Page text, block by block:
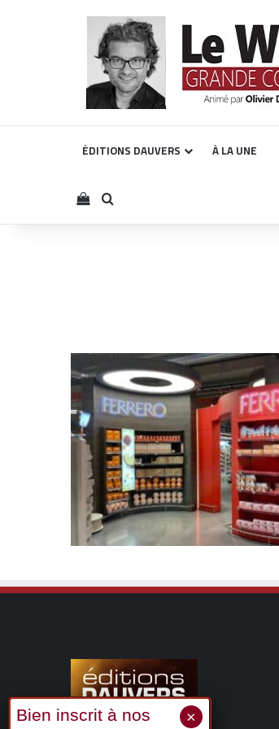
ÉDITIONS DAUVERS À LA UNE
Voir votre panier
Rechercher